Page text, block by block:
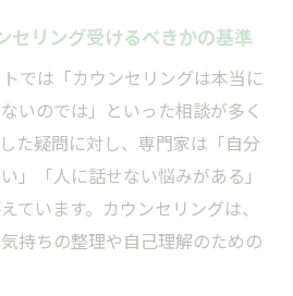
セリング受けるべきかの基準
では「カウンセリングは本当に
いのでは」といった相談が多く
た疑問に対し、専門家は「自分
」「人に話せない悩みがある」
ています。カウンセリングは、
持ちの整理や自己理解のための